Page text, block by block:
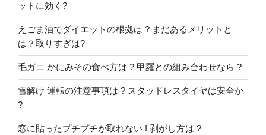
ットに効く?
えごま油でダイエットの根拠は ? まだあるメリットと
は？取りすぎは?
毛ガニ かにみその食べ方は ? 甲羅との組み合わせなら ?
雪解け 運転の注意事項は ? スタッドレスタイヤは安全か
?
窓に貼ったプチプチが取れない ! 剥がし方は ?